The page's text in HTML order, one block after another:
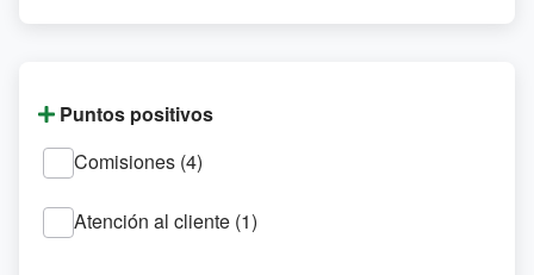
Puntos positivos
Comisiones (4)
Atención al cliente (1)